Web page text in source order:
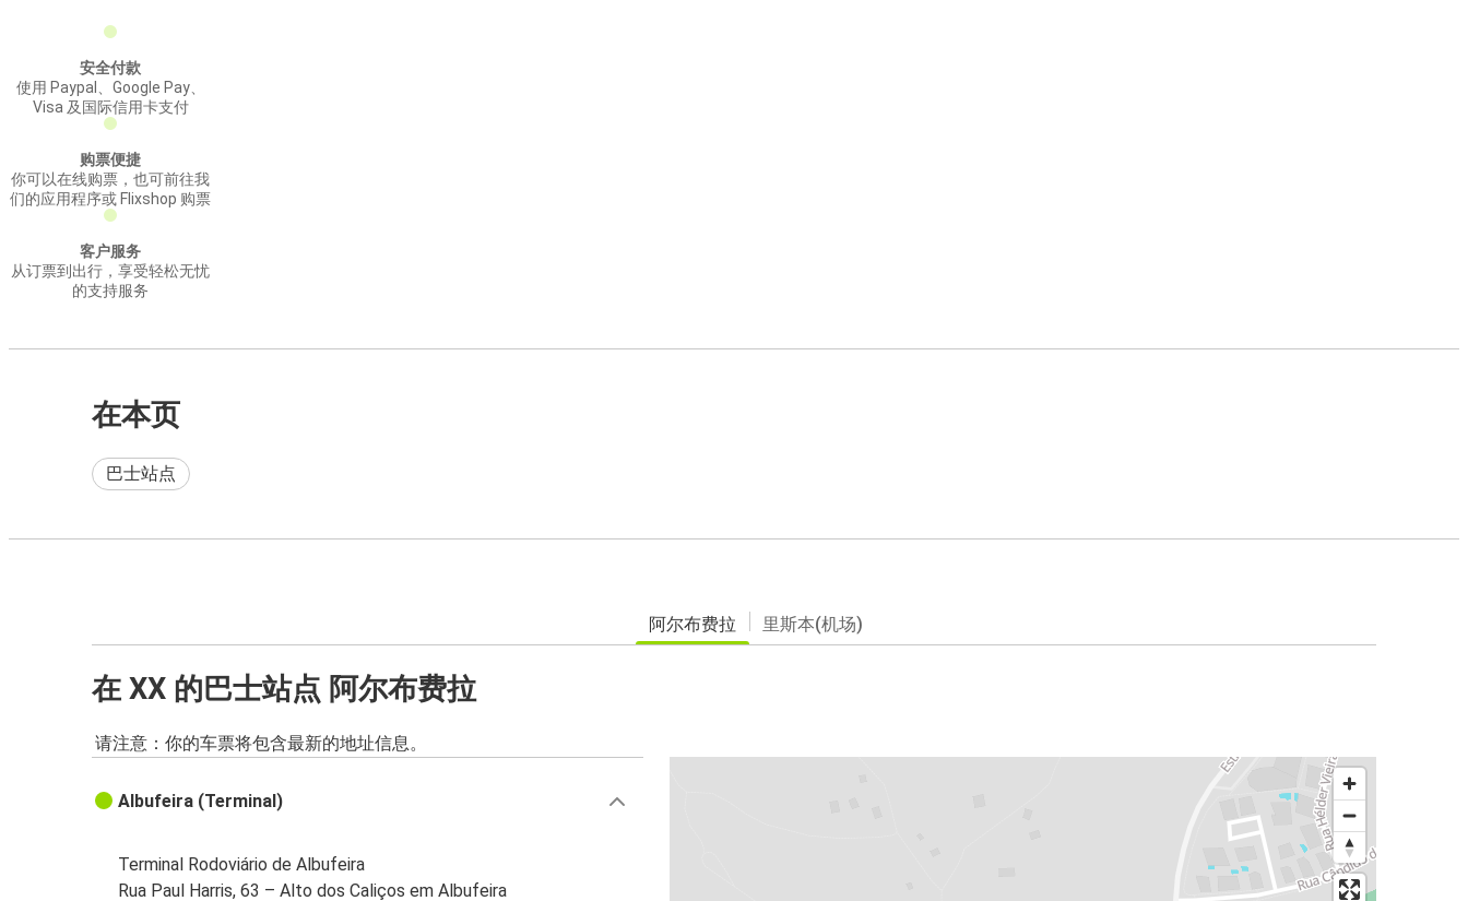
安全付款
使用 Paypal、Google Pay、
Visa 及国际信用卡支付
购票便捷
你可以在线购票，也可前往我
们的应用程序或 Flixshop 购票
客户服务
从订票到出行，享受轻松无忧
的支持服务
在本页
巴士站点
阿尔布费拉 里斯本(机场)
在 XX 的巴士站点 阿尔布费拉
请注意：你的车票将包含最新的地址信息。
Albufeira (Terminal)
Terminal Rodoviário de Albufeira
Rua Paul Harris, 63 – Alto dos Caliços em Albufeira